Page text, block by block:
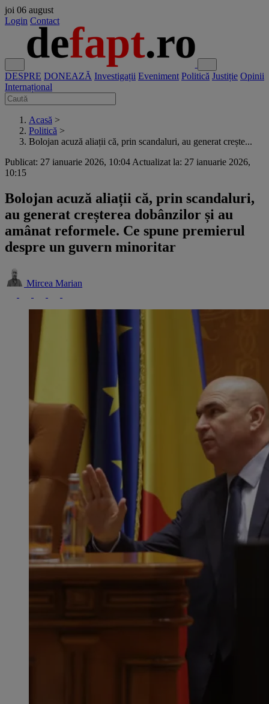
joi 06 august
Login Contact
DESPRE DONEAZĂ Investigații Eveniment Politică Justiție Opinii
Internațional
Acasă >
Politică >
Bolojan acuză aliații că, prin scandaluri, au generat crește...
Publicat: 27 ianuarie 2026, 10:04 Actualizat la: 27 ianuarie 2026,
10:15
Bolojan acuză aliații că, prin scandaluri,
au generat creșterea dobânzilor și au
amânat reformele. Ce spune premierul
despre un guvern minoritar
Mircea Marian